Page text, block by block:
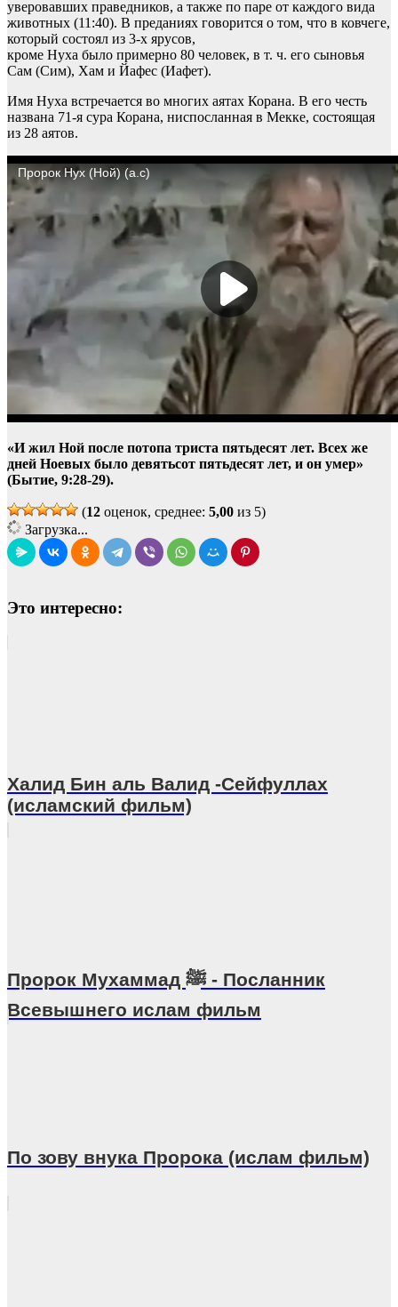
уверовавших праведников, а также по паре от каждого вида
животных (11:40). В преданиях говорится о том, что в ковчеге,
который состоял из 3-х ярусов,
кроме Нуха было примерно 80 человек, в т. ч. его сыновья
Сам (Сим), Хам и Йафес (Иафет).
Имя Нуха встречается во многих аятах Корана. В его честь
названа 71-я сура Корана, ниспосланная в Мекке, состоящая
из 28 аятов.
«И жил Ной после потопа триста пятьдесят лет. Всех же
дней Ноевых было девятьсот пятьдесят лет, и он умер»
(Бытие, 9:28-29).
(12 оценок, среднее: 5,00 из 5)
Загрузка...
Это интересно:
Халид Бин аль Валид -Сейфуллах
(исламский фильм)
Пророк Мухаммад ﷺ - Посланник
Всевышнего ислам фильм
По зову внука Пророка (ислам фильм)